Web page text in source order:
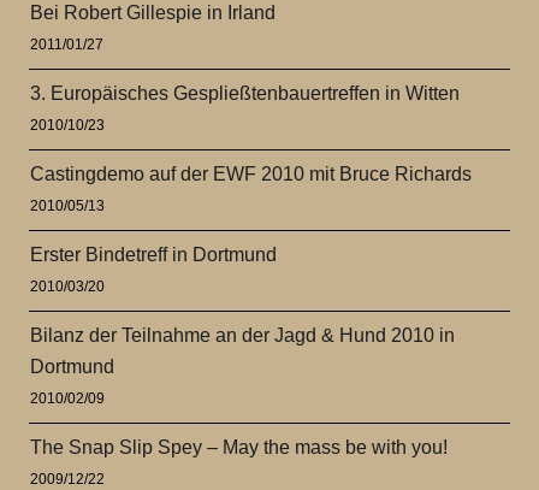
Bei Robert Gillespie in Irland
2011/01/27
3. Europäisches Gespließtenbauertreffen in Witten
2010/10/23
Castingdemo auf der EWF 2010 mit Bruce Richards
2010/05/13
Erster Bindetreff in Dortmund
2010/03/20
Bilanz der Teilnahme an der Jagd & Hund 2010 in
Dortmund
2010/02/09
The Snap Slip Spey – May the mass be with you!
2009/12/22